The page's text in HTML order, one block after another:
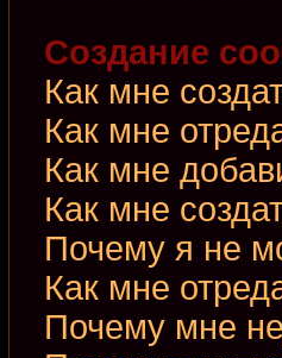
Создание
Как мне
Как мне
Как мне
Как мне
Почему я не
Как мне
Почему мне